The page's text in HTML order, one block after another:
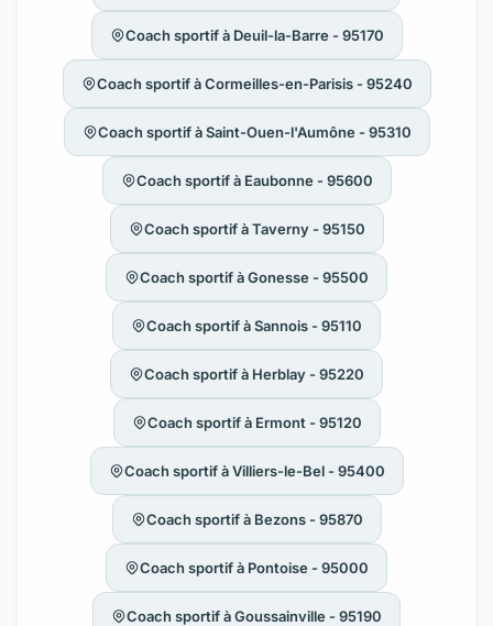
Coach sportif à Deuil-la-Barre - 95170
Coach sportif à Cormeilles-en-Parisis - 95240
Coach sportif à Saint-Ouen-l'Aumône - 95310
Coach sportif à Eaubonne - 95600
Coach sportif à Taverny - 95150
Coach sportif à Gonesse - 95500
Coach sportif à Sannois - 95110
Coach sportif à Herblay - 95220
Coach sportif à Ermont - 95120
Coach sportif à Villiers-le-Bel - 95400
Coach sportif à Bezons - 95870
Coach sportif à Pontoise - 95000
Coach sportif à Goussainville - 95190